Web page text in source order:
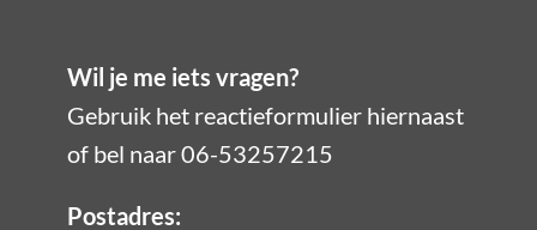
Wil je me iets vragen?
Gebruik het reactieformulier hiernaast
of bel naar 06-53257215
Postadres: